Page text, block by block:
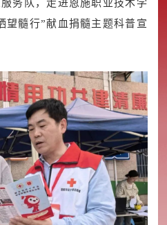
务队，走进恩施职业技术学
望髓行”献血捐髓主题科普宣